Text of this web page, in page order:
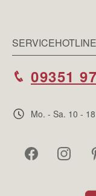
SERVICEHOTLINE
09351
Mo. - Sa. 10 -